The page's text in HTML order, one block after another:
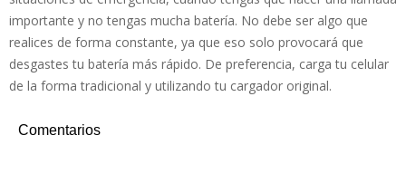
importante y no tengas mucha batería. No debe ser algo que
realices de forma constante, ya que eso solo provocará que
desgastes tu batería más rápido. De preferencia, carga tu celular
de la forma tradicional y utilizando tu cargador original.
Comentarios